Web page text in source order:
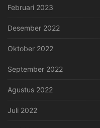
Februari 2023
Desember 2022
Oktober 2022
September 2022
Agustus 2022
Juli 2022